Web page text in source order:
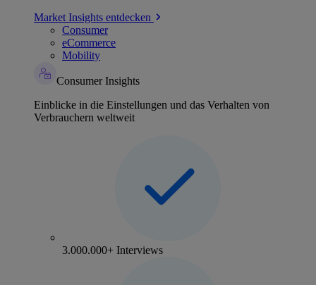
Market Insights entdecken
Consumer
eCommerce
Mobility
Consumer Insights
Einblicke in die Einstellungen und das Verhalten von
Verbrauchern weltweit
3.000.000+ Interviews